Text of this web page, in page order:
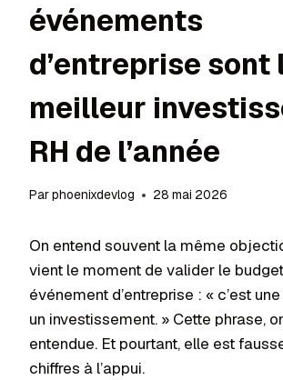
événements
d’entreprise sont
meilleur
RH de l’année
Parphoenixdevlog 28 mai 2026
On entend souvent la même
vient le moment de valider le budget
événement d’entreprise : « c’est
un investissement. » Cette phrase,
entendue. Et pourtant, elle est
chiffres à l’appui.